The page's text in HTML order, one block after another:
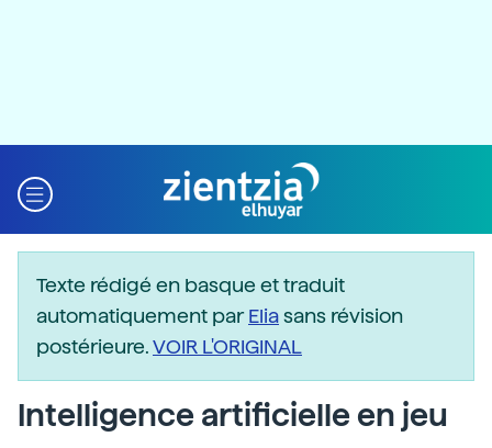
Texte rédigé en basque et traduit
automatiquement parEliasans révision
postérieure.VOIR L'ORIGINAL
Intelligence artificielle en jeu